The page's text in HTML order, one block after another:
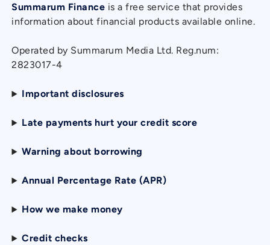
Summarum Finance is a free service that provides
information about financial products available online.
Operated by Summarum Media Ltd. Reg.num:
2823017-4
Important disclosures
Late payments hurt your credit score
Warning about borrowing
Annual Percentage Rate (APR)
How we make money
Credit checks